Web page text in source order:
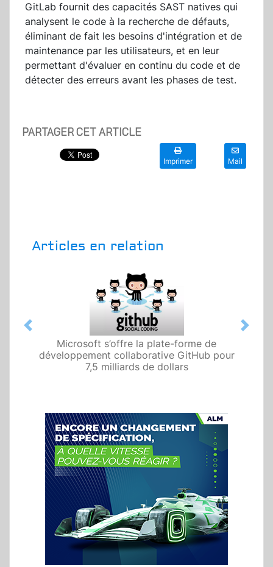
GitLab fournit des capacités SAST natives qui
analysent le code à la recherche de défauts,
éliminant de fait les besoins d'intégration et de
maintenance par les utilisateurs, et en leur
permettant d'évaluer en continu du code et de
détecter des erreurs avant les phases de test.
PARTAGER CET ARTICLE
Imprimer Mail
Articles en relation
Microsoft s’offre la plate-forme de
développement collaborative GitHub pour
7,5 milliards de dollars
Previous Next